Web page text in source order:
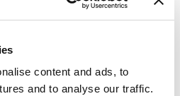
content and ads, to
and to analyse our traffic.